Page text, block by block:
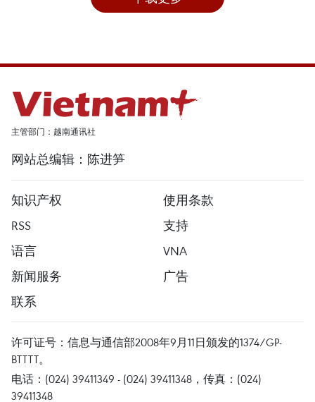
主管部门：越南通讯社
网站总编辑：陈进笋
知识产权
使用条款
RSS
支持
语言
VNA
新闻服务
广告
联系
许可证号：信息与通信部2008年9月11日颁发的1374/GP-
BTTTT。
电话：(024) 39411349 - (024) 39411348，传真：(024)
39411348